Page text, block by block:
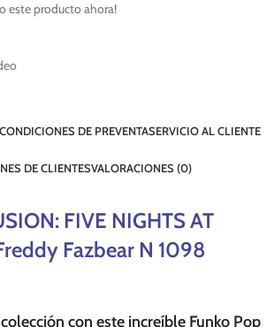
este producto ahora!
DE PREVENTASERVICIO AL CLIENTE
DE CLIENTESVALORACIONES (0)
FIVE NIGHTS AT
Fazbear N 1098
con este increíble Funko Pop